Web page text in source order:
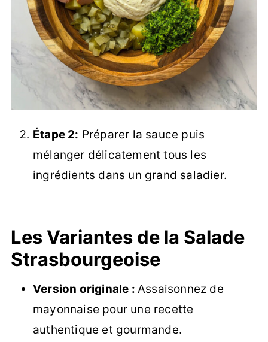
Étape 2: Préparer la sauce puis
mélanger délicatement tous les
ingrédients dans un grand saladier.
Les Variantes de la Salade
Strasbourgeoise
Version originale : Assaisonnez de
mayonnaise pour une recette
authentique et gourmande.